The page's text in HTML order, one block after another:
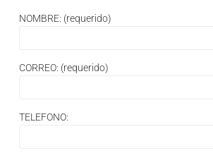
NOMBRE: (requerido)
CORREO: (requerido)
TELEFONO: